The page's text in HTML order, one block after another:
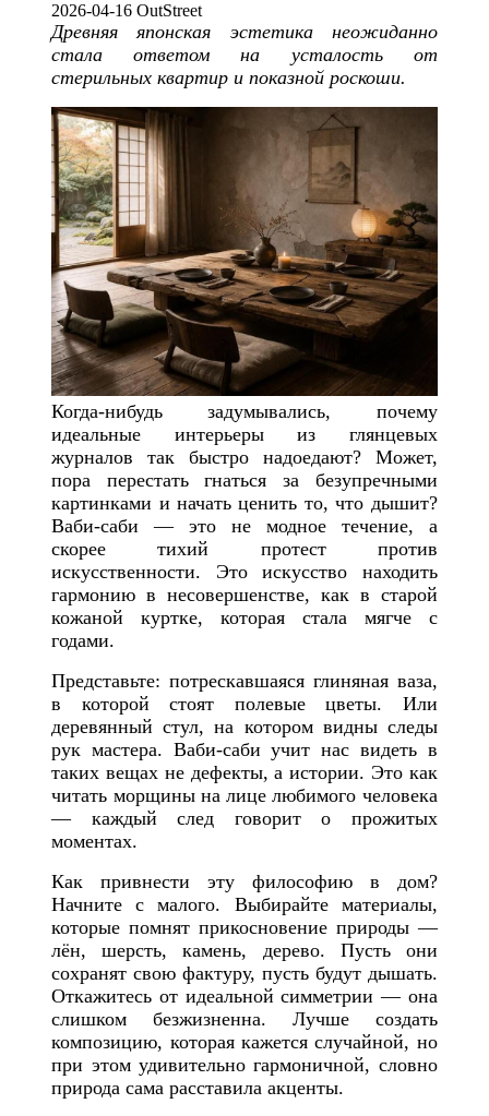
2026-04-16 OutStreet
Древняя японская эстетика неожиданно
стала ответом на усталость от
стерильных квартир и показной роскоши.
Когда-нибудь задумывались, почему
идеальные интерьеры из глянцевых
журналов так быстро надоедают? Может,
пора перестать гнаться за безупречными
картинками и начать ценить то, что дышит?
Ваби-саби — это не модное течение, а
скорее тихий протест против
искусственности. Это искусство находить
гармонию в несовершенстве, как в старой
кожаной куртке, которая стала мягче с
годами.
Представьте: потрескавшаяся глиняная ваза,
в которой стоят полевые цветы. Или
деревянный стул, на котором видны следы
рук мастера. Ваби-саби учит нас видеть в
таких вещах не дефекты, а истории. Это как
читать морщины на лице любимого человека
— каждый след говорит о прожитых
моментах.
Как привнести эту философию в дом?
Начните с малого. Выбирайте материалы,
которые помнят прикосновение природы —
лён, шерсть, камень, дерево. Пусть они
сохранят свою фактуру, пусть будут дышать.
Откажитесь от идеальной симметрии — она
слишком безжизненна. Лучше создать
композицию, которая кажется случайной, но
при этом удивительно гармоничной, словно
природа сама расставила акценты.